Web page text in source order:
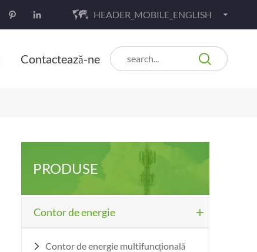
   HEADER_MOBILE_ENGLISH
Contactează-ne 
PRODUSE
Contor de energie 
 Contor de energie multifuncțională